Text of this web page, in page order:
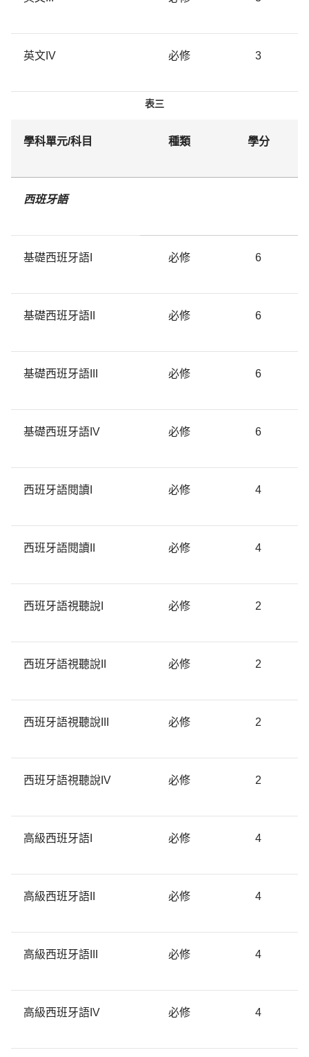
英文IV 必修 3
表三
學科單元/科目 種類 學分
西班牙語
基礎西班牙語I 必修 6
基礎西班牙語II 必修 6
基礎西班牙語III 必修 6
基礎西班牙語IV 必修 6
西班牙語閱讀I 必修 4
西班牙語閱讀II 必修 4
西班牙語視聽說I 必修 2
西班牙語視聽說II 必修 2
西班牙語視聽說III 必修 2
西班牙語視聽說IV 必修 2
高級西班牙語I 必修 4
高級西班牙語II 必修 4
高級西班牙語III 必修 4
高級西班牙語IV 必修 4